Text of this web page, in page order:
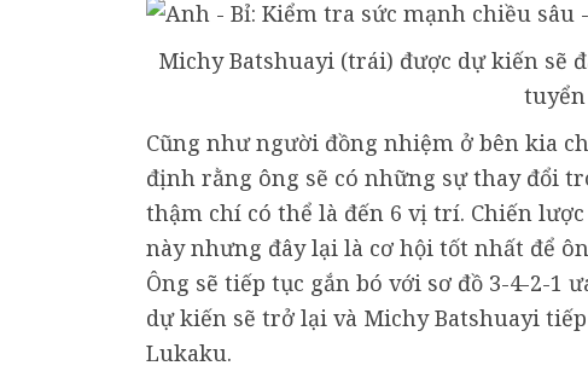
Michy Batshuayi (trái) được dự kiến sẽ
tuyển
Cũng như người đồng nhiệm ở bên kia
định rằng ông sẽ có những sự thay đổi
thậm chí có thể là đến 6 vị trí. Chiến
này nhưng đây lại là cơ hội tốt nhất để
Ông sẽ tiếp tục gắn bó với sơ đồ 3-4-2-1
dự kiến sẽ trở lại và Michy Batshuayi
Lukaku.